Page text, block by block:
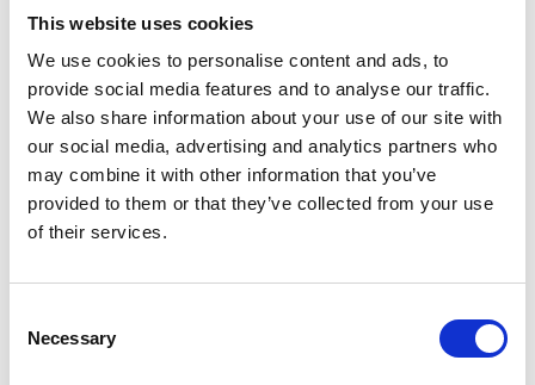
This website uses cookies
We use cookies to personalise content and ads, to
provide social media features and to analyse our traffic.
We also share information about your use of our site with
our social media, advertising and analytics partners who
may combine it with other information that you’ve
provided to them or that they’ve collected from your use
of their services.
Selection
Necessary
5.1.De avtalte prisene er bindende for alle parter.
5.2.Hovden Alpin Resort forbeholder seg retten til å
foreta endringer i prisen som er utenfor bedriftens
kontroll. Som for eksempel økte kostnader ved
innkjøp av varer og tjenester, økt skatter eller andre
omstendigheter.
5.3.Kunden kan betale trygt og enkelt med kort på
stedet eller på våre nettsider. Faktura kun ved
avtale.
6.1.Avbestillinger og eventuelle endringer skal skje